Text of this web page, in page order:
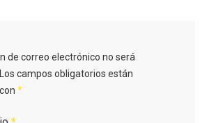
de correo electrónico no será
Los campos obligatorios están
*
de Soria